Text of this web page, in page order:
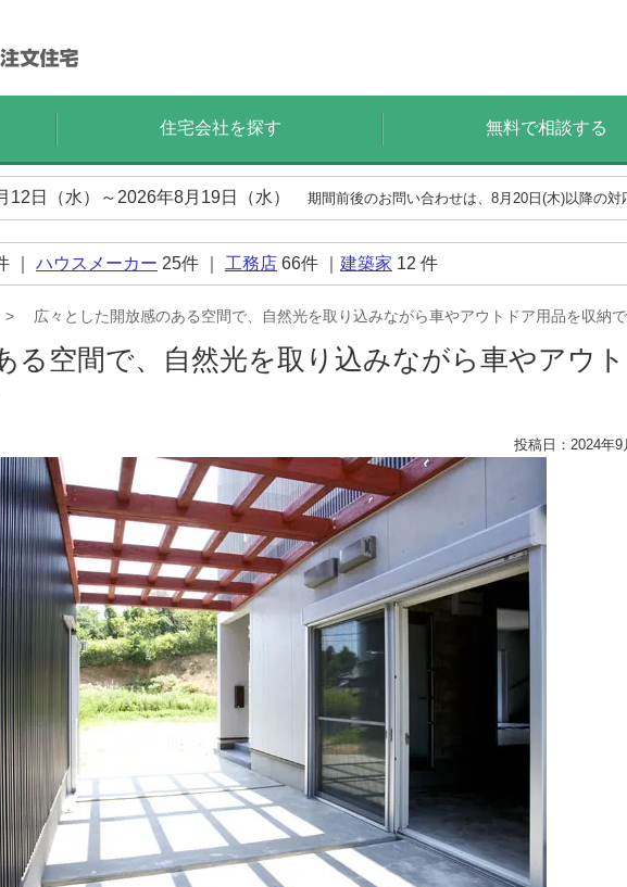
住宅会社を探す 無料で相談する
日（水）～2026年8月19日（水） 期間前後のお問い合わせは、8月20日(木)以降の
｜ ハウスメーカー 25件 ｜ 工務店 66件 ｜ 建築家 12 件
広々とした開放感のある空間で、自然光を取り込みながら車やアウトドア用品を収納
る空間で、自然光を取り込みながら車やアウ
投稿日：2024年9